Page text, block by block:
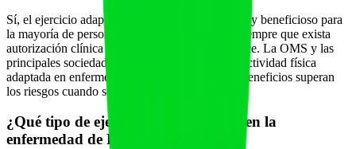
Sí, el ejercicio adaptado y supervisado es seguro y beneficioso para
la mayoría de personas con estas condiciones, siempre que exista
autorización clínica y el programa se individualice. La OMS y las
principales sociedades científicas recomiendan actividad física
adaptada en enfermedades crónicas porque los beneficios superan
los riesgos cuando se supervisa correctamente.
¿Qué tipo de ejercicio se recomienda en la
enfermedad de Parkinson?